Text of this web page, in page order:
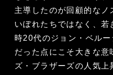
主導したのが回顧的な
いぼれたちではなく、若
時20代のジョン・ベル
だった点にこそ大きな意
ズ・ブラザーズの人気